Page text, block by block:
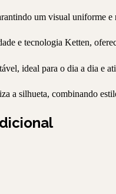
um visual uniforme e
e tecnologia Ketten,
ideal para o dia a dia e
a silhueta, combinando